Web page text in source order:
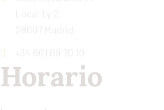
Horario